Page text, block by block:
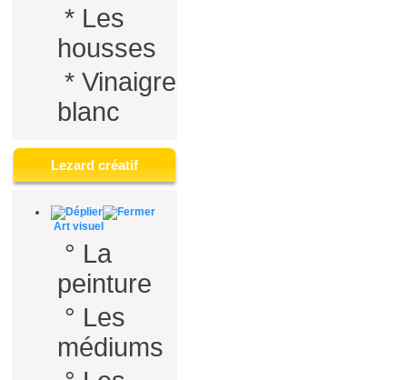
* Les
housses
* Vinaigre
blanc
Lezard créatif
Art visuel
° La
peinture
° Les
médiums